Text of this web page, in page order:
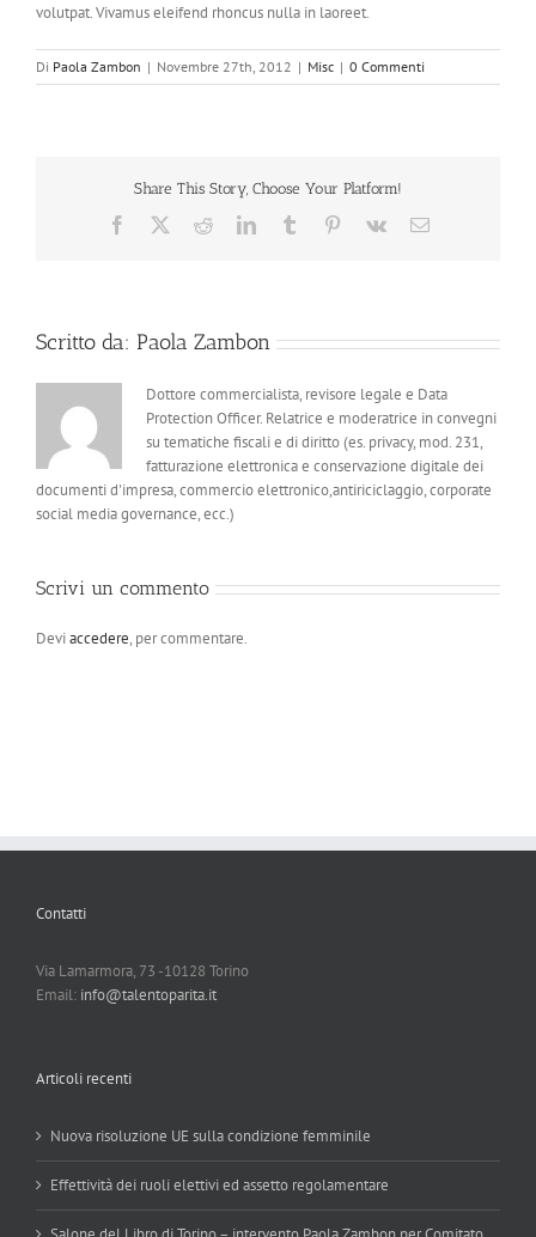
volutpat. Vivamus eleifend rhoncus nulla in laoreet.
Di Paola Zambon | Novembre 27th, 2012 | Misc | 0 Commenti
Share This Story, Choose Your Platform!
Facebook RedditLinkedInTumblr Pinterest
Vk Email
Scritto da: Paola Zambon
Dottore commercialista, revisore legale e Data
Protection Officer. Relatrice e moderatrice in convegni
su tematiche fiscali e di diritto (es. privacy, mod. 231,
fatturazione elettronica e conservazione digitale dei
documenti d'impresa, commercio elettronico,antiriciclaggio, corporate
social media governance, ecc.)
Scrivi un commento
Deviaccedere, per commentare.
Contatti
Via Lamarmora, 73 -10128 Torino
Email: info@talentoparita.it
Articoli recenti
Nuova risoluzione UE sulla condizione femminile
Effettività dei ruoli elettivi ed assetto regolamentare